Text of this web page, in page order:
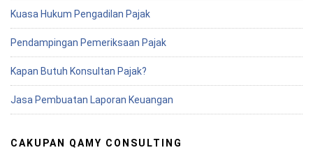
Kuasa Hukum Pengadilan Pajak
Pendampingan Pemeriksaan Pajak
Kapan Butuh Konsultan Pajak?
Jasa Pembuatan Laporan Keuangan
CAKUPAN QAMY CONSULTING